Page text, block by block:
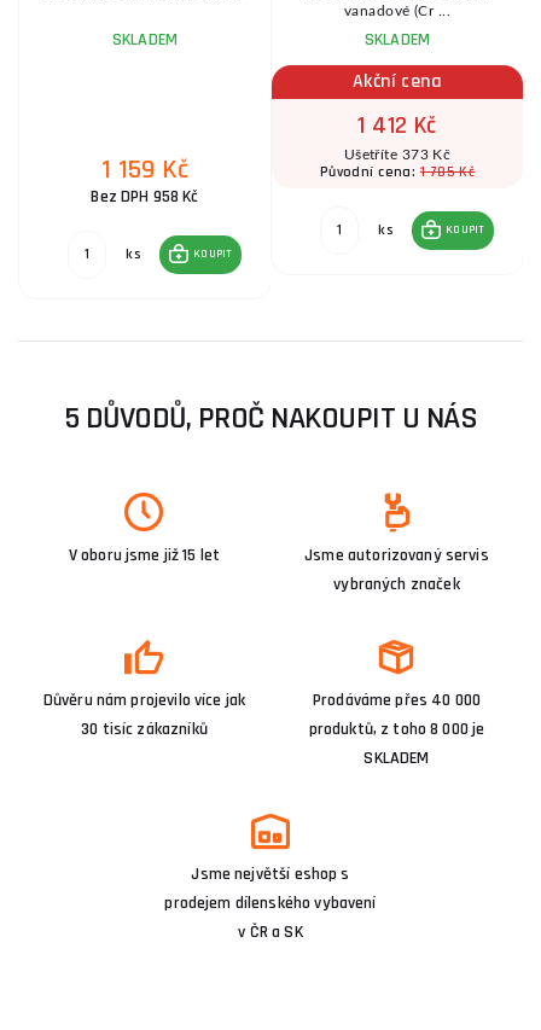
SKLADEM
1 159 Kč
Bez DPH 958 Kč
ks KOUPIT
vanadové (Cr ...
SKLADEM
Akční cena
1 412 Kč
Ušetříte 373 Kč
Původní cena:1 785 Kč
ks KOUPIT
5 DŮVODŮ, PROČ NAKOUPIT U NÁS
V oboru jsme již 15 let
Jsme autorizovaný servis
vybraných značek
Důvěru nám projevilo více jak
30 tisíc zákazníků
Prodáváme přes 40 000
produktů, z toho 8 000 je
SKLADEM
Jsme největší eshop s
prodejem dílenského vybavení
v ČR a SK